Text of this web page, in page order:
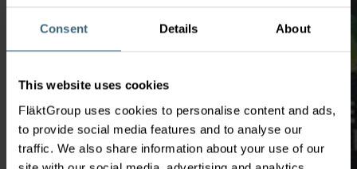
Consent Details About
This website uses cookies
FläktGroup uses cookies to personalise content and ads,
to provide social media features and to analyse our
traffic. We also share information about your use of our